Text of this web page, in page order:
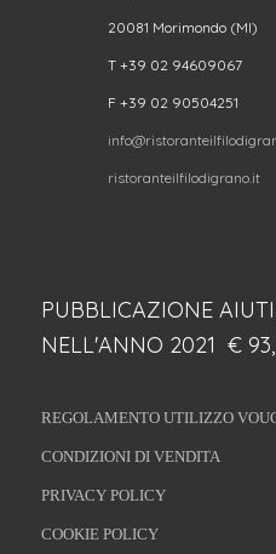
20081 Morimondo (MI)
T +39 02 94609067
F +39 02 90504251
ristoranteilfilodigrano.it
PUBBLICAZIONE
NELL'ANNO 2021 €
REGOLAMENTO UTILIZZO
CONDIZIONI DI VENDITA
PRIVACY POLICY
COOKIE POLICY